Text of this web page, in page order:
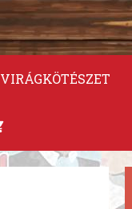
VIRÁGKÖTÉSZET